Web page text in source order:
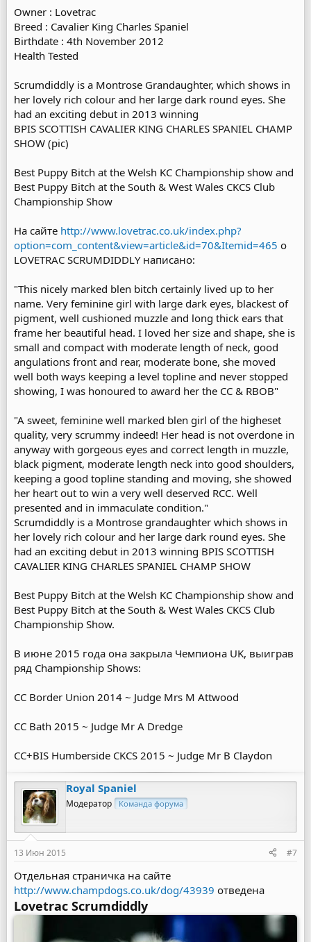
Owner : Lovetrac
Breed : Cavalier King Charles Spaniel
Birthdate : 4th November 2012
Health Tested
Scrumdiddly is a Montrose Grandaughter, which shows in
her lovely rich colour and her large dark round eyes. She
had an exciting debut in 2013 winning
BPIS SCOTTISH CAVALIER KING CHARLES SPANIEL CHAMP
SHOW (pic)
Best Puppy Bitch at the Welsh KC Championship show and
Best Puppy Bitch at the South & West Wales CKCS Club
Championship Show
На сайте http://www.lovetrac.co.uk/index.php?
option=com_content&view=article&id=70&Itemid=465 о
LOVETRAC SCRUMDIDDLY написано:
"This nicely marked blen bitch certainly lived up to her
name. Very feminine girl with large dark eyes, blackest of
pigment, well cushioned muzzle and long thick ears that
frame her beautiful head. I loved her size and shape, she is
small and compact with moderate length of neck, good
angulations front and rear, moderate bone, she moved
well both ways keeping a level topline and never stopped
showing, I was honoured to award her the CC & RBOB"
"A sweet, feminine well marked blen girl of the higheset
quality, very scrummy indeed! Her head is not overdone in
anyway with gorgeous eyes and correct length in muzzle,
black pigment, moderate length neck into good shoulders,
keeping a good topline standing and moving, she showed
her heart out to win a very well deserved RCC. Well
presented and in immaculate condition."
Scrumdiddly is a Montrose grandaughter which shows in
her lovely rich colour and her large dark round eyes. She
had an exciting debut in 2013 winning BPIS SCOTTISH
CAVALIER KING CHARLES SPANIEL CHAMP SHOW
Best Puppy Bitch at the Welsh KC Championship show and
Best Puppy Bitch at the South & West Wales CKCS Club
Championship Show.
В июне 2015 года она закрыла Чемпиона UK, выиграв
ряд Championship Shows:
CC Border Union 2014 ~ Judge Mrs M Attwood
CC Bath 2015 ~ Judge Mr A Dredge
CC+BIS Humberside CKCS 2015 ~ Judge Mr B Claydon
Royal Spaniel
Модератор Команда форума
13 Июн 2015 #7
Отдельная страничка на сайте
http://www.champdogs.co.uk/dog/43939 отведена
Lovetrac Scrumdiddly